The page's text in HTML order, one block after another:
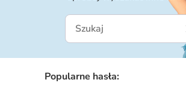
Popularne hasła: